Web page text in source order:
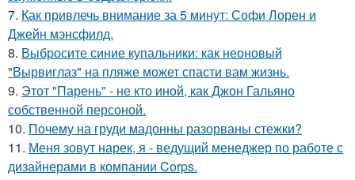
7. Как привлечь внимание за 5 минут: Софи Лорен и
Джейн мэнсфилд.
8. Выбросите синие купальники: как неоновый
"Вырвиглаз" на пляже может спасти вам жизнь.
9. Этот "Парень" - не кто иной, как Джон Гальяно
собственной персоной.
10. Почему на груди мадонны разорваны стежки?
11. Меня зовут нарек, я - ведущий менеджер по работе с
дизайнерами в компании Corps.